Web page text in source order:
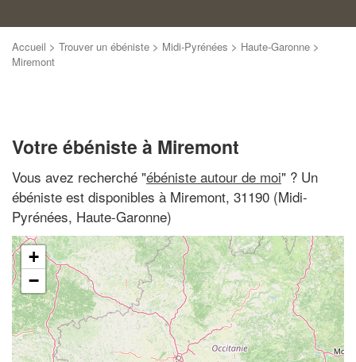
Accueil > Trouver un ébéniste > Midi-Pyrénées > Haute-Garonne >
Miremont
Votre ébéniste à Miremont
Vous avez recherché "ébéniste autour de moi" ? Un
ébéniste est disponibles à Miremont, 31190 (Midi-
Pyrénées, Haute-Garonne)
+
−